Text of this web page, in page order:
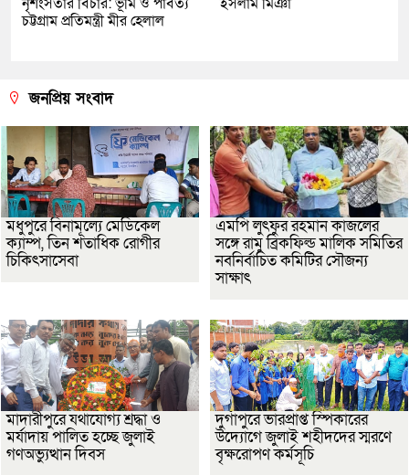
চট্টগ্রাম প্রতিমন্ত্রী মীর হেলাল
জনপ্রিয় সংবাদ
মধুপুরে বিনামূল্যে মেডিকেল
ক্যাম্প, তিন শতাধিক রোগীর
চিকিৎসাসেবা
এমপি লুৎফুর রহমান কাজলের
সঙ্গে রামু ব্রিকফিল্ড মালিক সমিতির
নবনির্বাচিত কমিটির সৌজন্য
সাক্ষাৎ
মাদারীপুরে যথাযোগ্য শ্রদ্ধা ও
মর্যাদায় পালিত হচ্ছে জুলাই
গণঅভ্যুত্থান দিবস
দুর্গাপুরে ভারপ্রাপ্ত স্পিকারের
উদ্যোগে জুলাই শহীদদের স্মরণে
বৃক্ষরোপণ কর্মসূচি